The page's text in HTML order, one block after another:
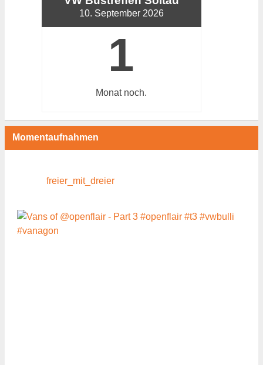
10. September 2026
1
Monatnoch.
Momentaufnahmen
freier_mit_dreier